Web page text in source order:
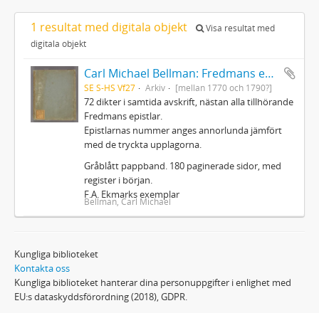
1 resultat med digitala objekt
Visa resultat med
digitala objekt
Carl Michael Bellman: Fredmans epistlar m.m.
SE S-HS Vf27 Arkiv [mellan 1770 och 1790?]
72 dikter i samtida avskrift, nästan alla tillhörande
Fredmans epistlar.
Epistlarnas nummer anges annorlunda jämfört
med de tryckta upplagorna.
Gråblått pappband. 180 paginerade sidor, med
register i början.
F.A. Ekmarks exemplar
Bellman, Carl Michael
Kungliga biblioteket
Kontakta oss
Kungliga biblioteket hanterar dina personuppgifter i enlighet med
EU:s dataskyddsförordning (2018), GDPR.